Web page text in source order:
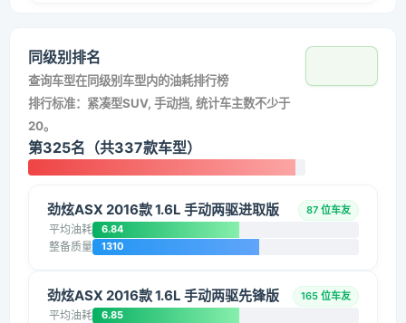
同级别排名
查询车型在同级别车型内的油耗排行榜
排行标准：紧凑型SUV, 手动挡, 统计车主数不少于
20。
第325名（共337款车型）
劲炫ASX 2016款 1.6L 手动两驱进取版 87 位车友
平均油耗 6.84
整备质量 1310
劲炫ASX 2016款 1.6L 手动两驱先锋版 165 位车友
平均油耗 6.85